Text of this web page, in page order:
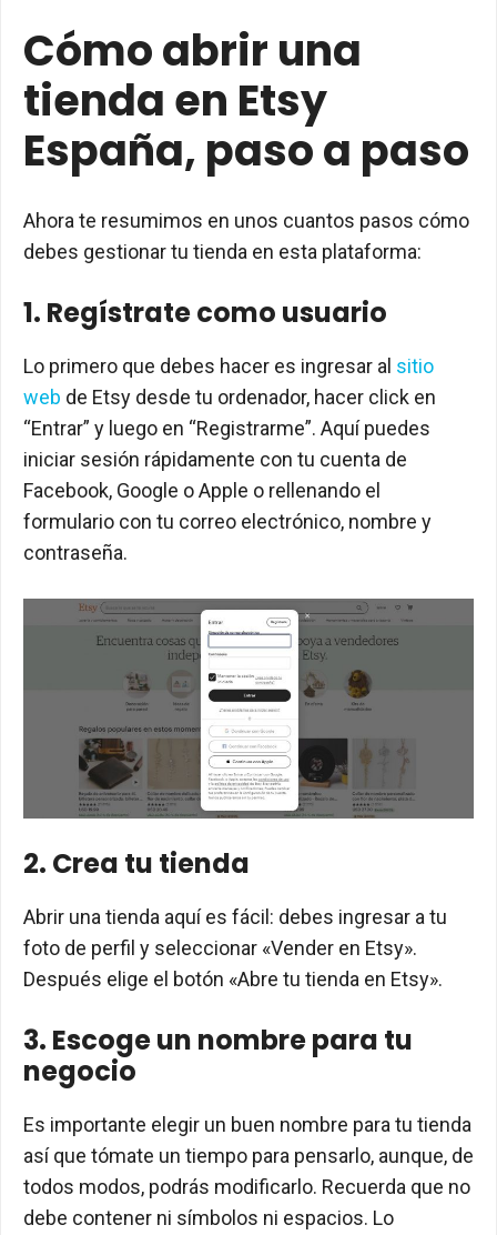
Cómo abrir una
tienda en Etsy
España, paso a paso
Ahora te resumimos en unos cuantos pasos cómo
debes gestionar tu tienda en esta plataforma:
1. Regístrate como usuario
Lo primero que debes hacer es ingresar al sitio
web de Etsy desde tu ordenador, hacer click en
“Entrar” y luego en “Registrarme”. Aquí puedes
iniciar sesión rápidamente con tu cuenta de
Facebook, Google o Apple o rellenando el
formulario con tu correo electrónico, nombre y
contraseña.
2. Crea tu tienda
Abrir una tienda aquí es fácil: debes ingresar a tu
foto de perfil y seleccionar «Vender en Etsy».
Después elige el botón «Abre tu tienda en Etsy».
3. Escoge un nombre para tu
negocio
Es importante elegir un buen nombre para tu tienda
así que tómate un tiempo para pensarlo, aunque, de
todos modos, podrás modificarlo. Recuerda que no
debe contener ni símbolos ni espacios. Lo